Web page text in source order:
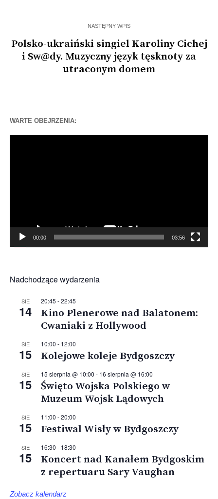
NASTĘPNY WPIS
Polsko-ukraiński singiel Karoliny Cichej
i Sw@dy. Muzyczny język tęsknoty za
utraconym domem
WARTE OBEJRZENIA:
00:00 03:56
Nadchodzące wydarzenia
SIE
14
20:45 -22:45
Kino Plenerowe nad Balatonem:
Cwaniaki z Hollywood
SIE
15
10:00 - 12:00
Kolejowe koleje Bydgoszczy
SIE
15
15 sierpnia @ 10:00 - 16 sierpnia @ 16:00
Święto Wojska Polskiego w
Muzeum Wojsk Lądowych
SIE
15
11:00 -20:00
Festiwal Wisły w Bydgoszczy
SIE
15
16:30 - 18:30
Koncert nad Kanałem Bydgoskim
z repertuaru Sary Vaughan
Zobacz kalendarz